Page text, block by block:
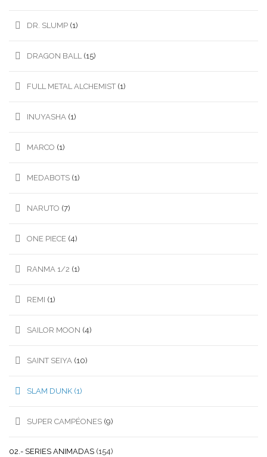
DR. SLUMP (1)
DRAGON BALL (15)
FULL METAL ALCHEMIST (1)
INUYASHA (1)
MARCO (1)
MEDABOTS (1)
NARUTO (7)
ONE PIECE (4)
RANMA 1/2 (1)
REMI (1)
SAILOR MOON (4)
SAINT SEIYA (10)
SLAM DUNK (1)
SUPER CAMPÉONES (9)
02.- SERIES ANIMADAS (154)